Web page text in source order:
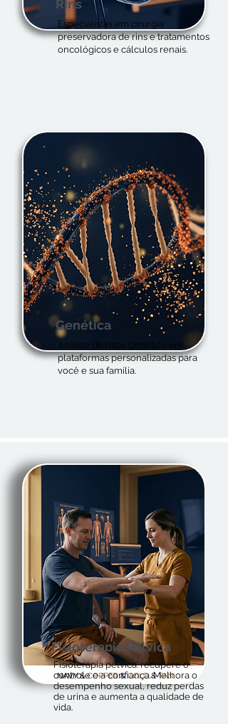
Rins
Especialistas em cirurgia
preservadora de rins e tratamentos
oncológicos e cálculos renais.
Genética
Análise de risco genético em
plataformas personalizadas para
você e sua família.
Fisioterapia Pélvica
Fisioterapia pélvica: recupere o
controle e a confiança. Melhora o
desempenho sexual, reduz perdas
de urina e aumenta a qualidade de
vida.